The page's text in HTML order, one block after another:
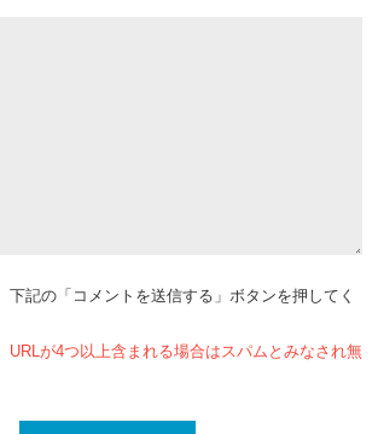
下記の「コメントを送信する」ボタンを押してく
URLが4つ以上含まれる場合はスパムとみなされ無